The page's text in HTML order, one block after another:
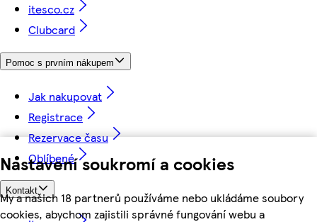
Nastavení soukromí a cookies
My a našich 18 partnerů používáme nebo ukládáme soubory
cookies, abychom zajistili správné fungování webu a
itesco.cz
Clubcard
Pomoc s prvním nákupem
Jak nakupovat
Registrace
Rezervace času
Oblíbené
Kontakt